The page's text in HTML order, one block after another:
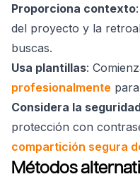
Proporciona contexto
del proyecto y la
buscas.
Usa plantillas:
profesionalmente
Considera la
protección con
compartición segura
Métodos